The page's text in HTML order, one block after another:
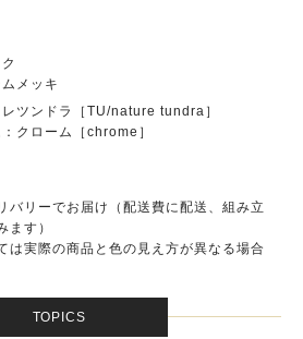
メッキ
レツンドラ［TU/nature tundra］
クローム［chrome］
リーでお届け（配送費に配送、組み立
ます）
は実際の商品と色の見え方が異なる場合
TOPICS